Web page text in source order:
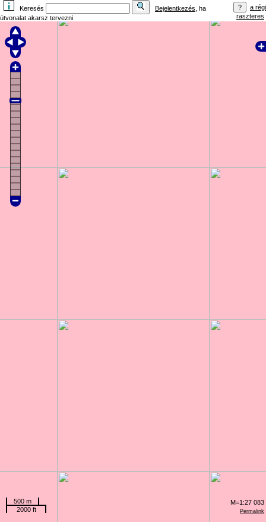
Keresés Bejelentkezés , ha
útvonalat akarsz tervezni
a régi
raszteres
Permalink
500 m
2000 ft
M=1:27 083